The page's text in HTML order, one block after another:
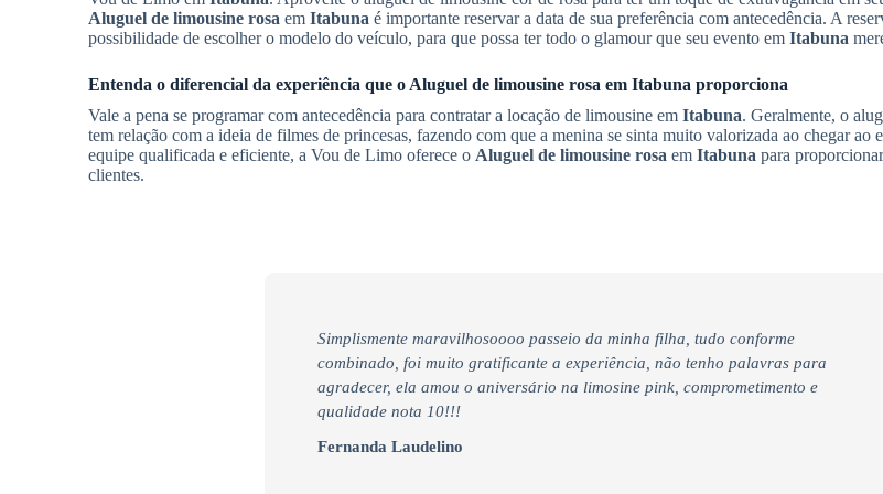
Aluguel de limousine rosa em Itabuna é importante reservar a data de sua preferência com antecedência. A
possibilidade de escolher o modelo do veículo, para que possa ter todo o glamour que seu evento em Itabuna
Entenda o diferencial da experiência que o Aluguel de limousine rosa em Itabuna proporciona
Vale a pena se programar com antecedência para contratar a locação de limousine em Itabuna. Geralmente, o
tem relação com a ideia de filmes de princesas, fazendo com que a menina se sinta muito valorizada ao chegar ao
equipe qualificada e eficiente, a Vou de Limo oferece o Aluguel de limousine rosa em Itabuna para
clientes.
Simplismente maravilhosoooo passeio da minha filha, tudo conforme
combinado, foi muito gratificante a experiência, não tenho palavras para
agradecer, ela amou o aniversário na limosine pink, comprometimento e
qualidade nota 10!!!
Fernanda Laudelino